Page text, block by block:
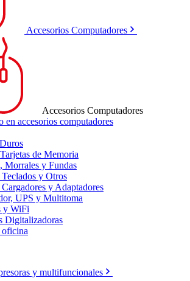
Accesorios Computadores
Accesorios Computadores
en accesorios computadores
de Memoria
Morrales y Fundas
y Otros
y Adaptadores
UPS y Multitoma
y WiFi
Digitalizadoras
oficina
y multifuncionales